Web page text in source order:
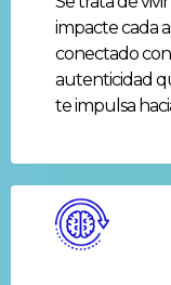
impacte cada
conectado
autenticidad
te impulsa